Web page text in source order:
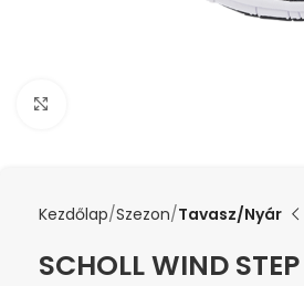
Kezdőlap Szezon Tavasz/Nyár
SCHOLL WIND STEP